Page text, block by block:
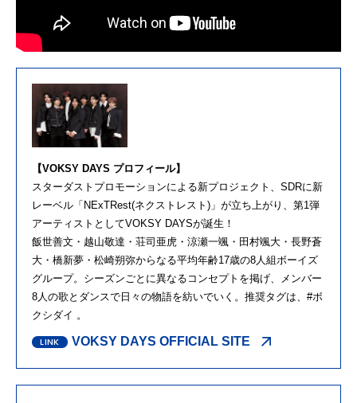
【VOKSY DAYS プロフィール】
スターダストプロモーションによる新プロジェクト、SDRに新
レーベル「NExTRest(ネクストレスト)」が立ち上がり、第1弾
アーティストとしてVOKSY DAYSが誕生！
飯世善文・越山敬達・荘司亜虎・涼瀬一颯・田村颯大・長野蒼
大・橋新夢・松崎朔弥からなる平均年齢17歳の8人組ボーイズ
グループ。シーズンごとに異なるコンセプトを掲げ、メンバー
8人の歌とダンスで日々の物語を紡いでいく。推奨タグは、#ボ
クシダイ 。
VOKSY DAYS OFFICIAL SITE